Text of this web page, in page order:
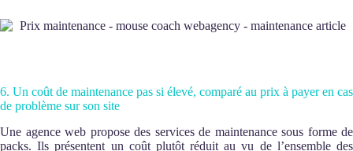
6. Un coût de maintenance pas si élevé, comparé au prix à payer en cas
de problème sur son site
Une agence web propose des services de maintenance sous forme de
packs. Ils présentent un coût plutôt réduit au vu de l’ensemble des